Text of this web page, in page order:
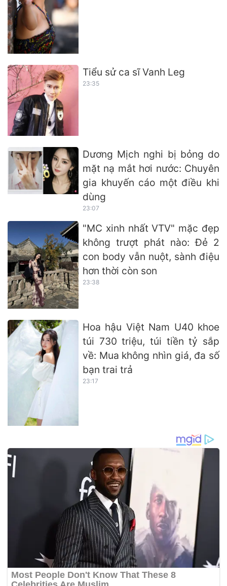
Tiểu sử ca sĩ Vanh Leg
23:35
Dương Mịch nghi bị bỏng do
mặt nạ mắt hơi nước: Chuyên
gia khuyến cáo một điều khi
dùng
23:07
"MC xinh nhất VTV" mặc đẹp
không trượt phát nào: Đẻ 2
con body vẫn nuột, sành điệu
hơn thời còn son
23:38
Hoa hậu Việt Nam U40 khoe
túi 730 triệu, túi tiền tỷ sắp
về: Mua không nhìn giá, đa số
bạn trai trả
23:17